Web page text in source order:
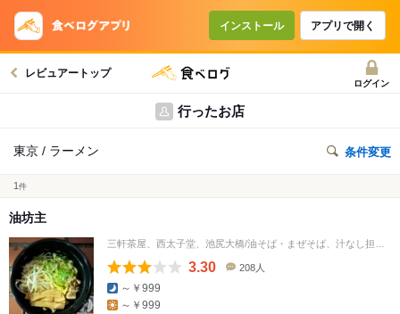
インストール アプリで開く
レビュアートップ
ログイン
行ったお店
東京 / ラーメン 条件変更
1 件
油坊主
3.30 208人
～￥999
～￥999